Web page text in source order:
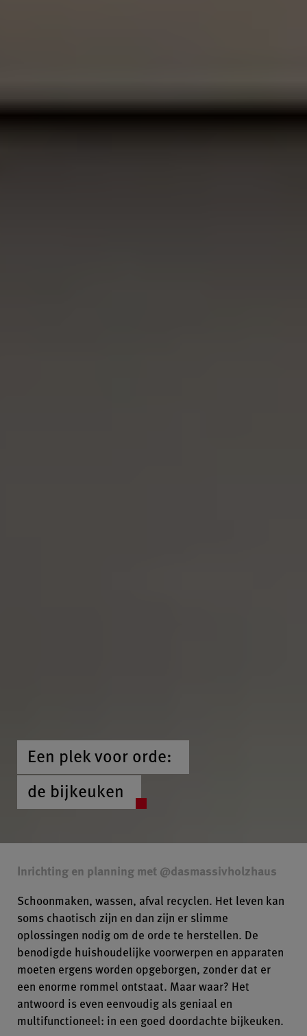
Een plek voor orde:
de bijkeuken
Inrichting en planning met @dasmassivholzhaus
Schoonmaken, wassen, afval recyclen. Het leven kan
soms chaotisch zijn en dan zijn er slimme
oplossingen nodig om de orde te herstellen. De
benodigde huishoudelijke voorwerpen en apparaten
moeten ergens worden opgeborgen, zonder dat er
een enorme rommel ontstaat. Maar waar? Het
antwoord is even eenvoudig als geniaal en
multifunctioneel: in een goed doordachte bijkeuken.